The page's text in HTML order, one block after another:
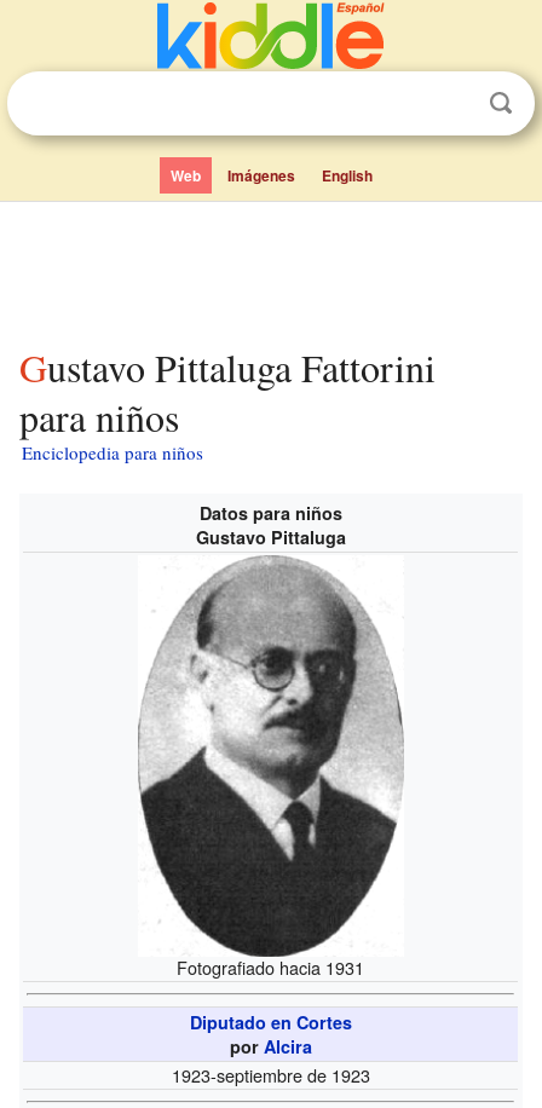
Web Imágenes English
Gustavo Pittaluga Fattorini
para niños
Enciclopedia para niños
Datos para niños
Gustavo Pittaluga
Fotografiado hacia 1931
Diputado en Cortes
por Alcira
1923-septiembre de 1923